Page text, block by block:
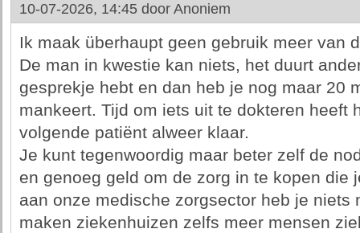
10-07-2026, 14:45 door Anoniem
Ik maak überhaupt geen gebruik meer van
De man in kwestie kan niets, het duurt
gesprekje hebt en dan heb je nog maar 20
mankeert. Tijd om iets uit te dokteren heeft
volgende patiënt alweer klaar.
Je kunt tegenwoordig maar beter zelf de
en genoeg geld om de zorg in te kopen die
aan onze medische zorgsector heb je niets
maken ziekenhuizen zelfs meer mensen